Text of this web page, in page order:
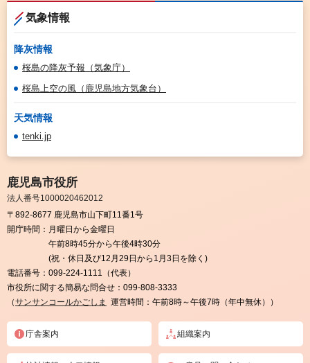
気象情報
降灰情報
桜島の降灰予報（気象庁）
桜島上空の風（鹿児島地方気象台）
天気情報
tenki.jp
鹿児島市役所
法人番号1000020462012
〒892-8677 鹿児島市山下町11番1号
開庁時間： 月曜日から金曜日
午前8時45分から午後4時30分
(祝・休日及び12月29日から1月3日を除く)
電話番号： 099-224-1111（代表）
市役所に関する簡易な問合せ： 099-808-3333
（サンサンコールかごしま 運営時間：午前8時～午後7時（年中無休））
庁舎案内 組織案内